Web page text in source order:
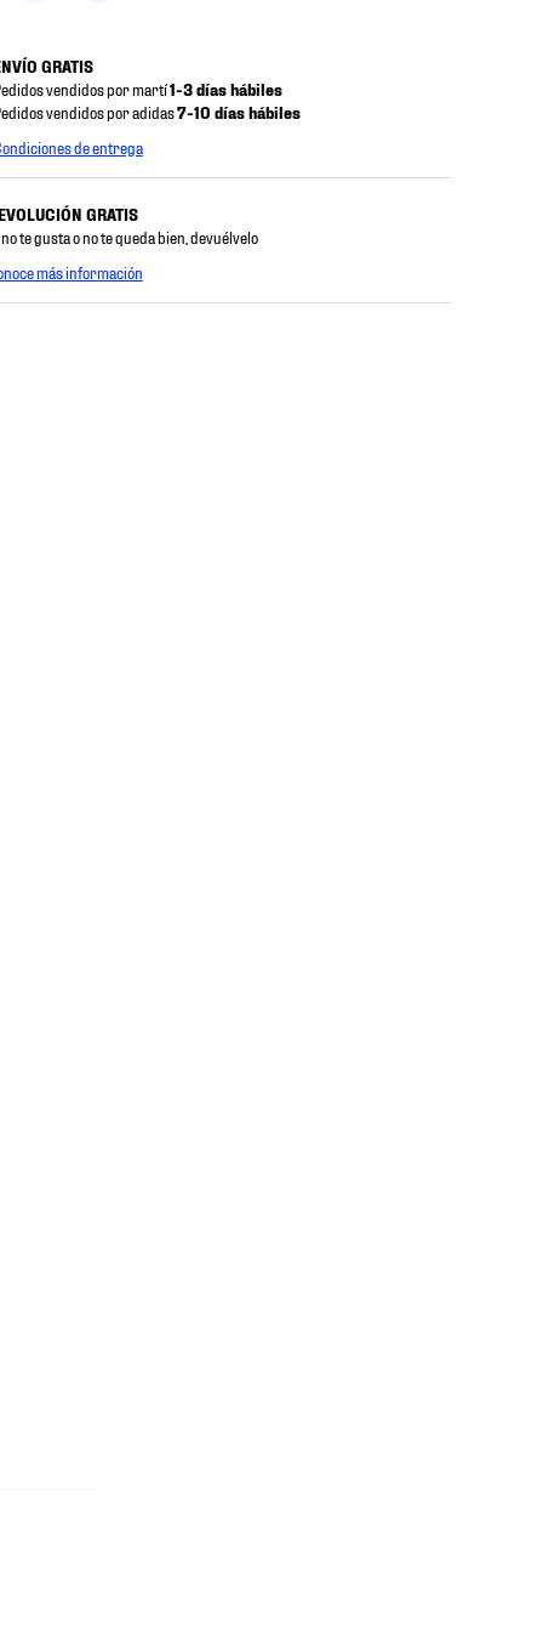
GRATIS
vendidos por martí1-3 días hábiles
vendidos por adidas7-10 días hábiles
de entrega
GRATIS
te gusta o no te queda bien, devuélvelo
más información